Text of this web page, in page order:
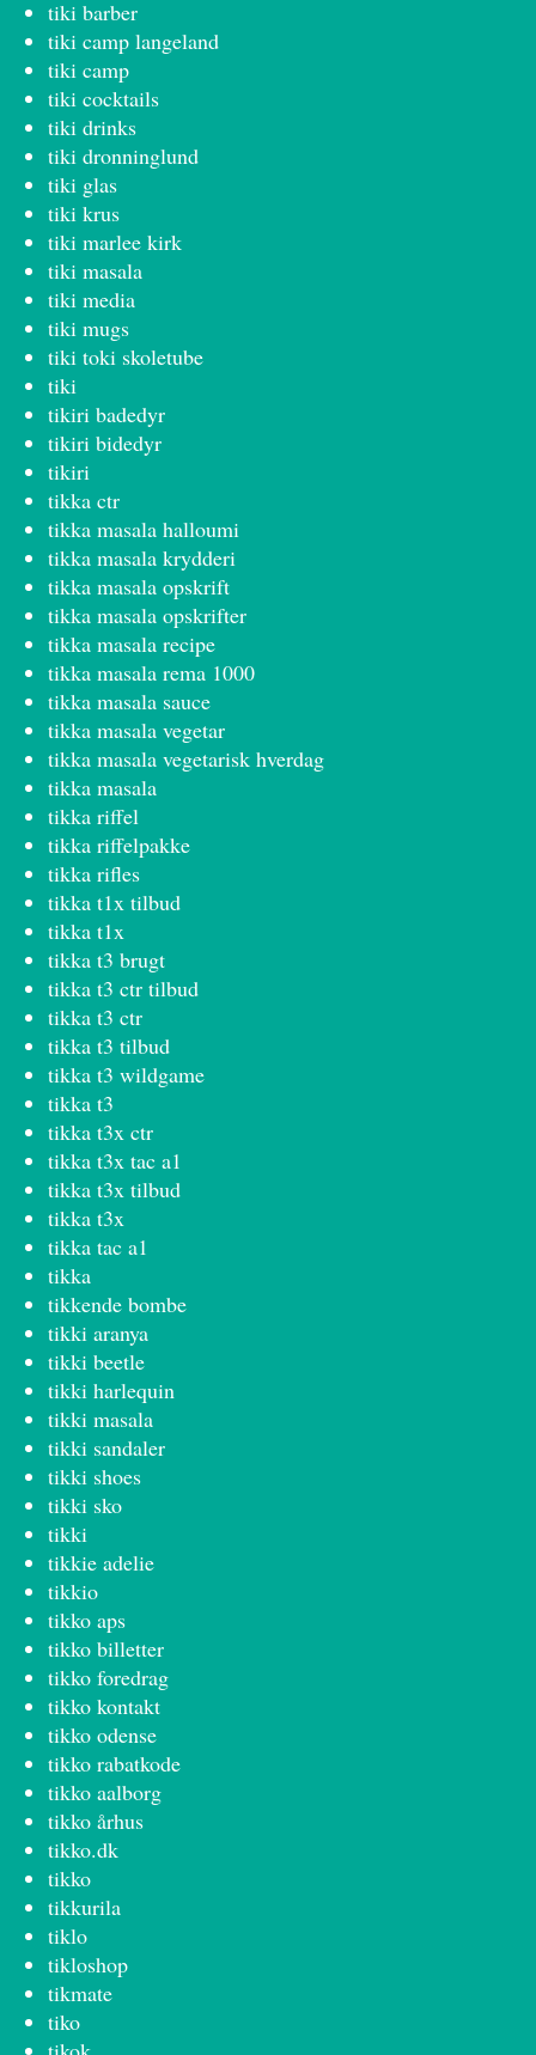
tiki barber
tiki camp langeland
tiki camp
tiki cocktails
tiki drinks
tiki dronninglund
tiki glas
tiki krus
tiki marlee kirk
tiki masala
tiki media
tiki mugs
tiki toki skoletube
tiki
tikiri badedyr
tikiri bidedyr
tikiri
tikka ctr
tikka masala halloumi
tikka masala krydderi
tikka masala opskrift
tikka masala opskrifter
tikka masala recipe
tikka masala rema 1000
tikka masala sauce
tikka masala vegetar
tikka masala vegetarisk hverdag
tikka masala
tikka riffel
tikka riffelpakke
tikka rifles
tikka t1x tilbud
tikka t1x
tikka t3 brugt
tikka t3 ctr tilbud
tikka t3 ctr
tikka t3 tilbud
tikka t3 wildgame
tikka t3
tikka t3x ctr
tikka t3x tac a1
tikka t3x tilbud
tikka t3x
tikka tac a1
tikka
tikkende bombe
tikki aranya
tikki beetle
tikki harlequin
tikki masala
tikki sandaler
tikki shoes
tikki sko
tikki
tikkie adelie
tikkio
tikko aps
tikko billetter
tikko foredrag
tikko kontakt
tikko odense
tikko rabatkode
tikko aalborg
tikko århus
tikko.dk
tikko
tikkurila
tiklo
tikloshop
tikmate
tiko